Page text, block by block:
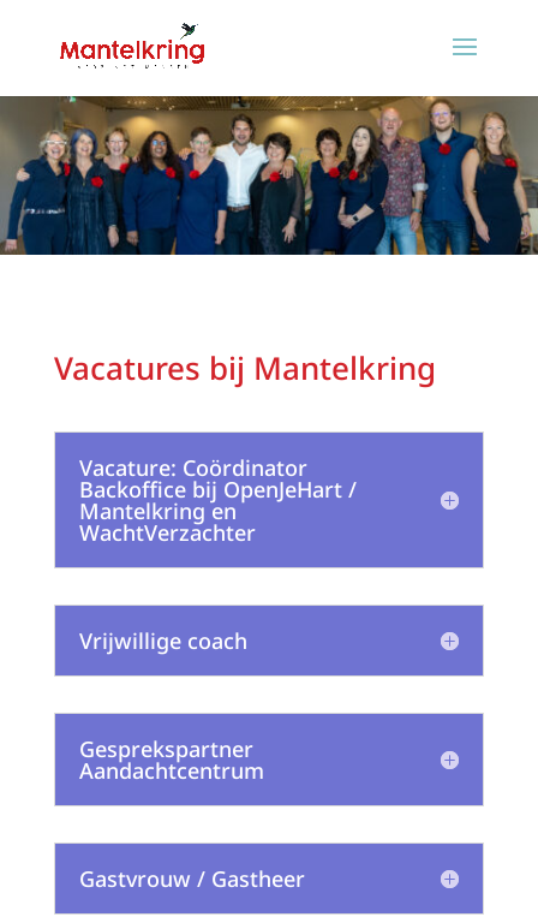
Vacatures bij Mantelkring
Vacature: Coördinator
Backoffice bij OpenJeHart /
Mantelkring en
WachtVerzachter
Vrijwillige coach
Gesprekspartner
Aandachtcentrum
Gastvrouw / Gastheer